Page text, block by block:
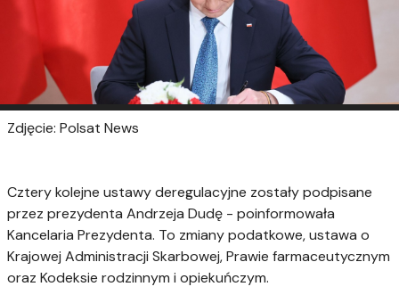
Zdjęcie: Polsat News
Cztery kolejne ustawy deregulacyjne zostały podpisane
przez prezydenta Andrzeja Dudę - poinformowała
Kancelaria Prezydenta. To zmiany podatkowe, ustawa o
Krajowej Administracji Skarbowej, Prawie farmaceutycznym
oraz Kodeksie rodzinnym i opiekuńczym.